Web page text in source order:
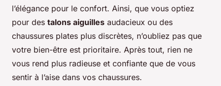
l’élégance pour le confort. Ainsi, que vous optiez
pour des talons aiguilles audacieux ou des
chaussures plates plus discrètes, n’oubliez pas que
votre bien-être est prioritaire. Après tout, rien ne
vous rend plus radieuse et confiante que de vous
sentir à l’aise dans vos chaussures.